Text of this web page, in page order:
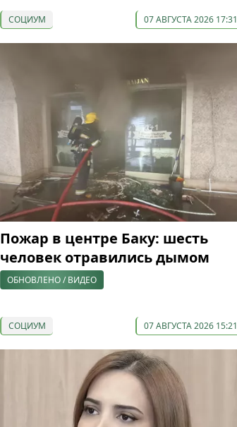
СОЦИУМ 07 АВГУСТА 2026 17:31
Пожар в центре Баку: шесть
человек отравились дымом
ОБНОВЛЕНО / ВИДЕО
СОЦИУМ 07 АВГУСТА 2026 15:21